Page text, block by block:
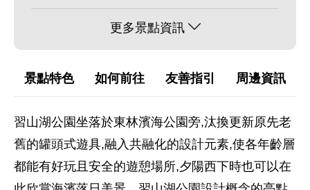
更多景點資訊
景點特色 如何前往 友善指引 周邊資訊
習山湖公園坐落於東林濱海公園旁,汰換更新原先老
舊的罐頭式遊具,融入共融化的設計元素,使各年齡層
都能有好玩且安全的遊憩場所,夕陽西下時也可以在